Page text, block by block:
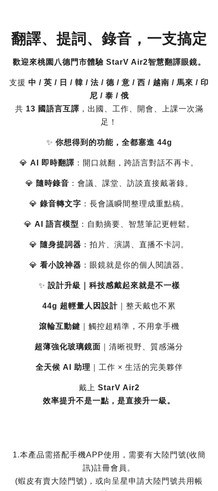
翻譯、提詞、錄音，一支搞定
歡迎來桃園八德門市體驗 StarV Air2智慧翻譯眼鏡。
支援 中 / 英 / 日 / 韓 / 法 / 德 / 意 / 西 / 越南 / 馬來 / 印
尼 / 泰 / 俄
共 13 國語言互譯 ，出國、工作、開會、上課一次滿
足！
✨ 你想得到的功能，全都塞進 44g
💎 AI 即時翻譯 ：開口就翻，跨語言對話不再卡。
💎 隨時錄音 ：會議、課堂、訪談直接戴著錄。
💎 錄音轉文字 ：長會議瞬間整理成重點稿。
💎 AI 語言模型 ：自動摘要、智慧筆記更輕鬆。
💎 隨身提詞器 ：拍片、演講、直播不卡詞。
💎 看小說神器 ：眼鏡就是你的個人閱讀器。
✨ 設計升級｜科技感戴起來就是不一樣
44g 超輕量人因設計 ｜整天戴也不累
滾輪互動鍵 ｜觸控超精準，不用拿手機
超薄強化玻璃鏡面 ｜清晰視野、質感滿分
全天候 AI 助理 ｜工作 × 生活的完美夥伴
戴上 StarV Air2
效率提升不是一點，是直接升一級。
1.本產品需搭配手機APP使用，需要有大陸門號(收簡
訊)註冊會員。
(蝦皮有賣大陸門號)，或向呈星申請大陸門號共用帳